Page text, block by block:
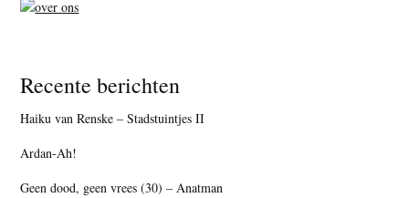
Recente berichten
Haiku van Renske – Stadstuintjes II
Ardan-Ah!
Geen dood, geen vrees (30) – Anatman